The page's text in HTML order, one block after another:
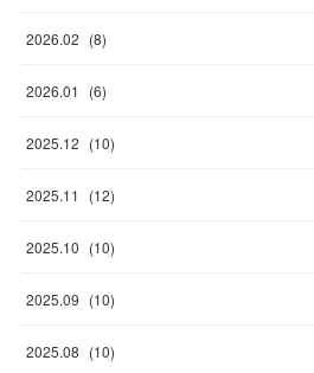
2026.02 (8)
2026.01 (6)
2025.12 (10)
2025.11 (12)
2025.10 (10)
2025.09 (10)
2025.08 (10)